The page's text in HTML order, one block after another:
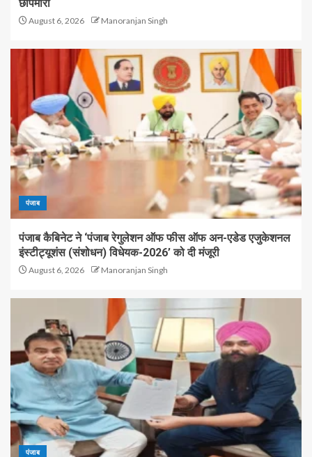
छापेमारी
August 6, 2026 Manoranjan Singh
पंजाब
पंजाब कैबिनेट ने ‘पंजाब रेगुलेशन ऑफ फीस ऑफ अन-एडेड एजुकेशनल
इंस्टीट्यूशंस (संशोधन) विधेयक-2026’ को दी मंजूरी
August 6, 2026 Manoranjan Singh
पंजाब